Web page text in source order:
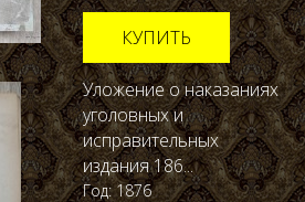
КУПИТЬ
Уложение о наказаниях
уголовных и
исправительных
издания 186...
Год: 1876